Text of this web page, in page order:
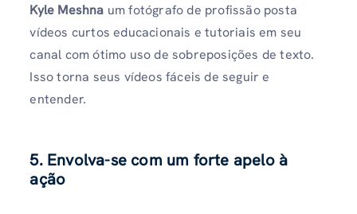
Kyle Meshna um fotógrafo de profissão posta
vídeos curtos educacionais e tutoriais em seu
canal com ótimo uso de sobreposições de texto.
Isso torna seus vídeos fáceis de seguir e
entender.
5. Envolva-se com um forte apelo à
ação